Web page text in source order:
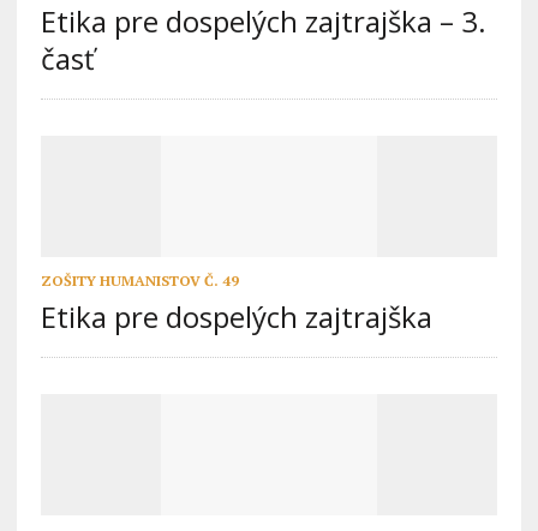
Etika pre dospelých zajtrajška – 3.
časť
ZOŠITY HUMANISTOV Č. 49
Etika pre dospelých zajtrajška